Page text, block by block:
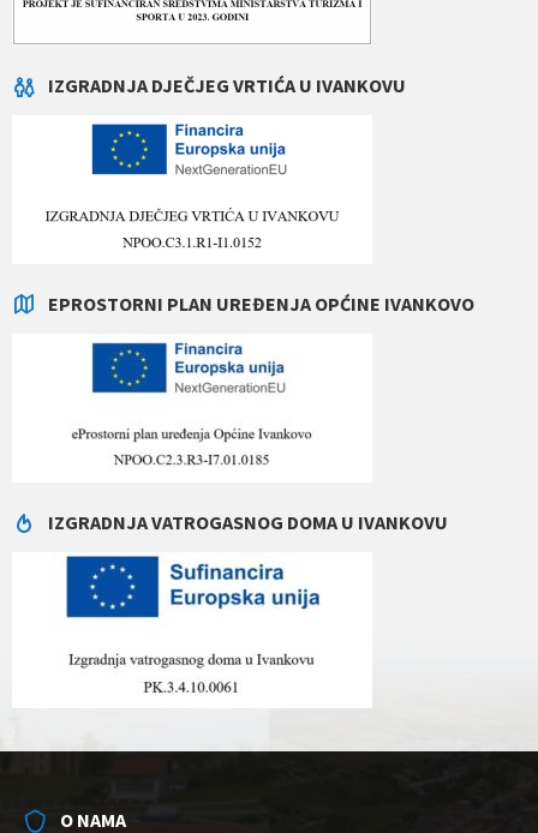
IZGRADNJA DJEČJEG VRTIĆA U IVANKOVU
EPROSTORNI PLAN UREĐENJA OPĆINE IVANKOVO
IZGRADNJA VATROGASNOG DOMA U IVANKOVU
O NAMA